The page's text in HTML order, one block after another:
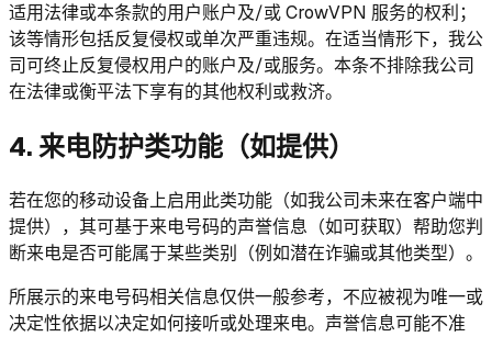
适用法律或本条款的用户账户及/或 CrowVPN 服务的权利；
该等情形包括反复侵权或单次严重违规。在适当情形下，我公
司可终止反复侵权用户的账户及/或服务。本条不排除我公司
在法律或衡平法下享有的其他权利或救济。
4. 来电防护类功能（如提供）
若在您的移动设备上启用此类功能（如我公司未来在客户端中
提供），其可基于来电号码的声誉信息（如可获取）帮助您判
断来电是否可能属于某些类别（例如潜在诈骗或其他类型）。
所展示的来电号码相关信息仅供一般参考，不应被视为唯一或
决定性依据以决定如何接听或处理来电。声誉信息可能不准